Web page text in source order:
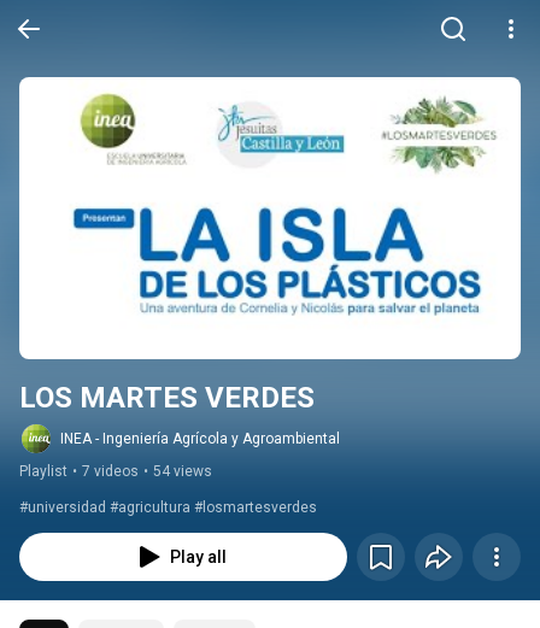
LOS MARTES VERDES
INEA - Ingeniería Agrícola y Agroambiental
Playlist • 7 videos • 54 views
#universidad #agricultura #losmartesverdes
Play all